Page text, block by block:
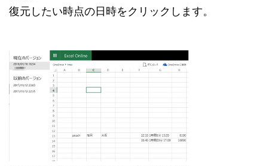
復元したい時点の日時をクリックします。